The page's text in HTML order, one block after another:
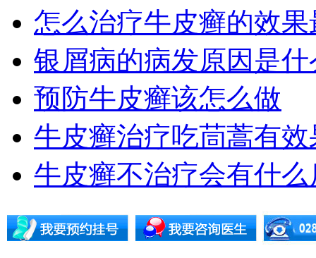
怎么治疗牛皮癣的效果
银屑病的病发原因是什
预防牛皮癣该怎么做
牛皮癣治疗吃茼蒿有效
牛皮癣不治疗会有什么